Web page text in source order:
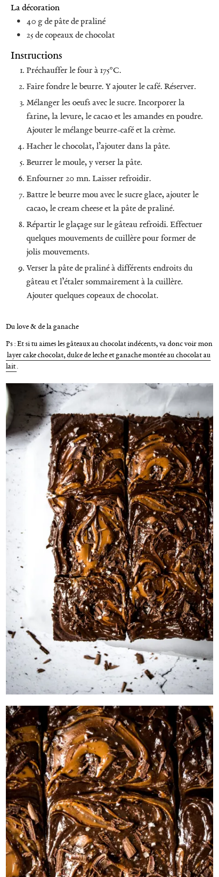
La décoration
40 gde pâte de praliné
25de copeaux de chocolat
Instructions
Préchauffer le four à 175°C.
Faire fondre le beurre. Y ajouter le café. Réserver.
Mélanger les oeufs avec le sucre. Incorporer la
farine, la levure, le cacao et les amandes en poudre.
Ajouter le mélange beurre-café et la crème.
Hacher le chocolat, l’ajouter dans la pâte.
Beurrer le moule, y verser la pâte.
Enfourner 20 mn. Laisser refroidir.
Battre le beurre mou avec le sucre glace, ajouter le
cacao, le cream cheese et la pâte de praliné.
Répartir le glaçage sur le gâteau refroidi. Effectuer
quelques mouvements de cuillère pour former de
jolis mouvements.
Verser la pâte de praliné à différents endroits du
gâteau et l’étaler sommairement à la cuillère.
Ajouter quelques copeaux de chocolat.
Du love & de la ganache
Ps : Et si tu aimes les gâteaux au chocolat indécents, va donc voir mon
layer cake chocolat, dulce de leche et ganache montée au chocolat au
lait.